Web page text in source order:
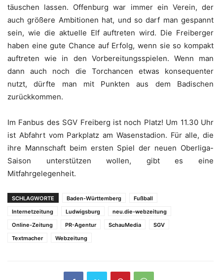
täuschen lassen. Offenburg war immer ein Verein, der
auch größere Ambitionen hat, und so darf man gespannt
sein, wie die aktuelle Elf auftreten wird. Die Freiberger
haben eine gute Chance auf Erfolg, wenn sie so kompakt
auftreten wie in den Vorbereitungsspielen. Wenn man
dann auch noch die Torchancen etwas konsequenter
nutzt, dürfte man mit Punkten aus dem Badischen
zurückkommen.
Im Fanbus des SGV Freiberg ist noch Platz! Um 11.30 Uhr
ist Abfahrt vom Parkplatz am Wasenstadion. Für alle, die
ihre Mannschaft beim ersten Spiel der neuen Oberliga-
Saison unterstützen wollen, gibt es eine
Mitfahrgelegenheit.
SCHLAGWORTE Baden-Württemberg
Fußball
Internetzeitung
Ludwigsburg
neu.die-webzeitung
Online-Zeitung
PR-Agentur SchauMedia
SGV
Textmacher
Webzeitung